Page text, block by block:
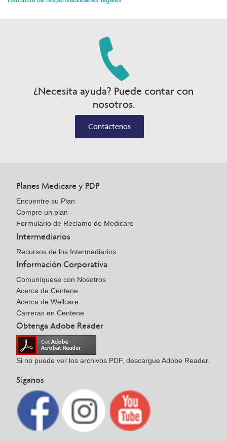
¿Necesita ayuda? Puede contar con
nosotros.
Contáctenos
Planes Medicare y PDP
Encuentre su Plan
Compre un plan
Formulario de Reclamo de Medicare
Intermediarios
Recursos de los Intermediarios
Información Corporativa
Comuníquese con Nosotros
Acerca de Centene
Acerca de Wellcare
Carreras en Centene
Obtenga Adobe Reader
Si no puede ver los archivos PDF, descargue Adobe Reader.
Síganos